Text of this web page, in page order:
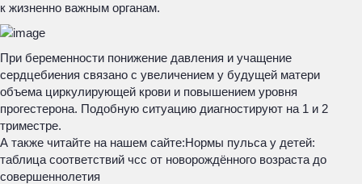
к жизненно важным органам.
При беременности понижение давления и учащение
сердцебиения связано с увеличением у будущей матери
объема циркулирующей крови и повышением уровня
прогестерона. Подобную ситуацию диагностируют на 1 и 2
триместре.
А также читайте на нашем сайте:Нормы пульса у детей:
таблица соответствий чсс от новорождённого возраста до
совершеннолетия